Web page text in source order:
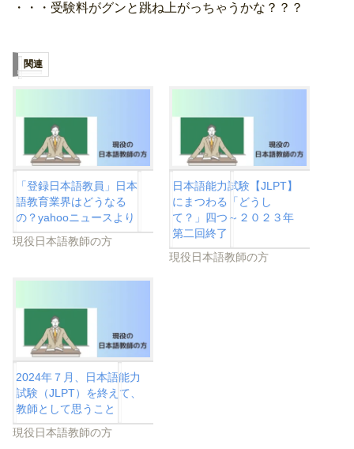
・・・受験料がグンと跳ね上がっちゃうかな？？？
関連
「登録日本語教員」日本
語教育業界はどうなる
の？yahooニュースより
現役日本語教師の方
日本語能力試験【JLPT】
にまつわる「どうし
て？」四つ～２０２３年
第二回終了
現役日本語教師の方
2024年７月、日本語能力
試験（JLPT）を終えて、
教師として思うこと
現役日本語教師の方